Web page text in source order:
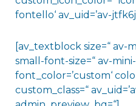
fontello‘ av_uid=’av-
[av_textblock size=“ av-
small-font-size=“ av-
font_color=’custom‘
custom_class=“